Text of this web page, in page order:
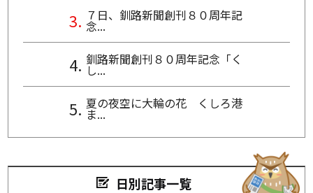
７日、釧路新聞創刊８０周年記
念...
釧路新聞創刊８０周年記念「く
し...
夏の夜空に大輪の花 くしろ港
ま...
日別記事一覧